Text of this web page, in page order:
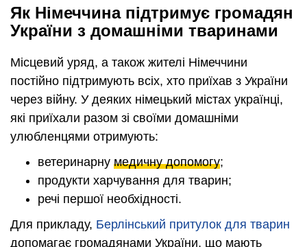
Як Німеччина підтримує громадян
України з домашніми тваринами
Місцевий уряд, а також жителі Німеччини
постійно підтримують всіх, хто приїхав з України
через війну. У деяких німецький містах українці,
які приїхали разом зі своїми домашніми
улюбленцями отримують:
ветеринарну медичну допомогу;
продукти харчування для тварин;
речі першої необхідності.
Для прикладу, Берлінський притулок для тварин
допомагає громадянами України, що мають